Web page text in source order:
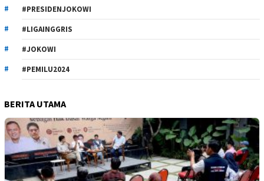
#PRESIDENJOKOWI
#LIGAINGGRIS
#JOKOWI
#PEMILU2024
BERITA UTAMA